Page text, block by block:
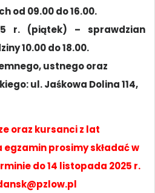
od 09.00 do 16.00.
r. (piątek) – sprawdzian
10.00 do 18.00.
ustnego oraz
ul. Jaśkowa Dolina 114,
oraz kursanci z lat
egzamin prosimy składać w
do 14 listopada 2025 r.